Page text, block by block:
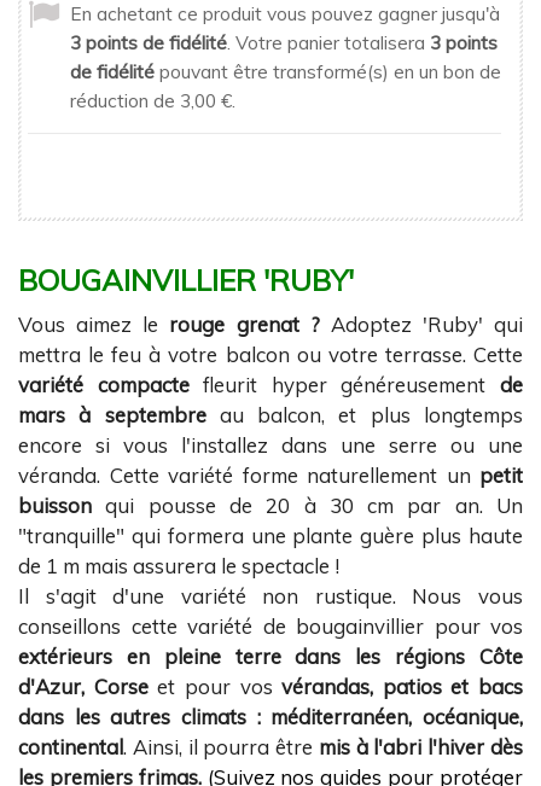
En achetant ce produit vous pouvez gagner jusqu'à
3 points de fidélité. Votre panier totalisera 3 points
de fidélité pouvant être transformé(s) en un bon de
réduction de 3,00 €.
BOUGAINVILLIER 'RUBY'
Vous aimez le rouge grenat ? Adoptez 'Ruby' qui
mettra le feu à votre balcon ou votre terrasse. Cette
variété compactefleurit hyper généreusementde
mars à septembreau balcon, et plus longtemps
encore si vous l'installez dans une serre ou une
véranda. Cette variété forme naturellement un petit
buisson qui pousse de 20 à 30 cm par an. Un
"tranquille" qui formera une plante guère plus haute
de 1 m mais assurera le spectacle !
Il s'agit d'une variété non rustique. Nous vous
conseillons cette variété de bougainvillier pour vos
extérieurs en pleine terre dans les régions Côte
d'Azur, Corseet pour vosvérandas, patios et bacs
dans les autres climats : méditerranéen, océanique,
continental. Ainsi, il pourra être mis à l'abri l'hiver dès
les premiers frimas. (Suivez nos guides pour protéger